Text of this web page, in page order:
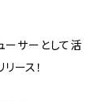
ーサーとして活
ース！​